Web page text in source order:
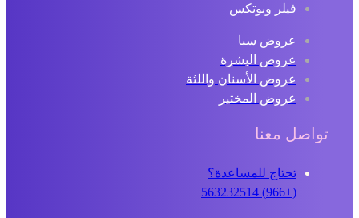
فيلر وبوتكس
عروض سبا
عروض البشرة
عروض الأسنان واللثة
عروض المختبر
تواصل معنا
تحتاج للمساعدة؟